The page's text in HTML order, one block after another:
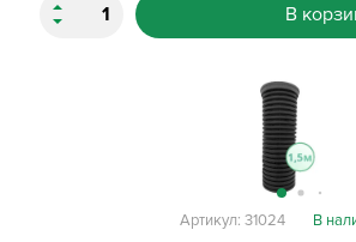
В
Артикул: 31024 В